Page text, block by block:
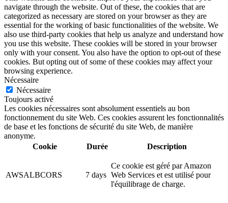
navigate through the website. Out of these, the cookies that are
categorized as necessary are stored on your browser as they are
essential for the working of basic functionalities of the website. We
also use third-party cookies that help us analyze and understand how
you use this website. These cookies will be stored in your browser
only with your consent. You also have the option to opt-out of these
cookies. But opting out of some of these cookies may affect your
browsing experience.
Nécessaire
Nécessaire
Toujours activé
Les cookies nécessaires sont absolument essentiels au bon
fonctionnement du site Web. Ces cookies assurent les fonctionnalités
de base et les fonctions de sécurité du site Web, de manière
anonyme.
Cookie
Durée Description
AWSALBCORS 7 days
Ce cookie est géré par Amazon
Web Services et est utilisé pour
l'équilibrage de charge.